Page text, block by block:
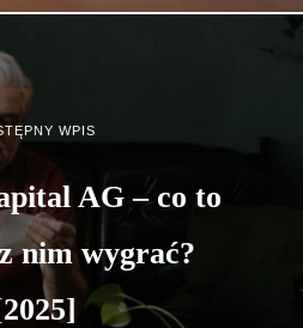
WPIS
AG – co to
nim wygrać?